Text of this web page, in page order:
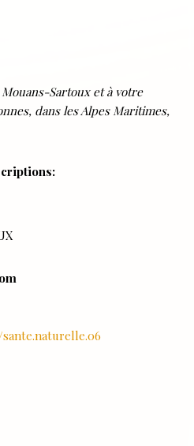
Sartoux et à votre
dans les Alpes Maritimes,